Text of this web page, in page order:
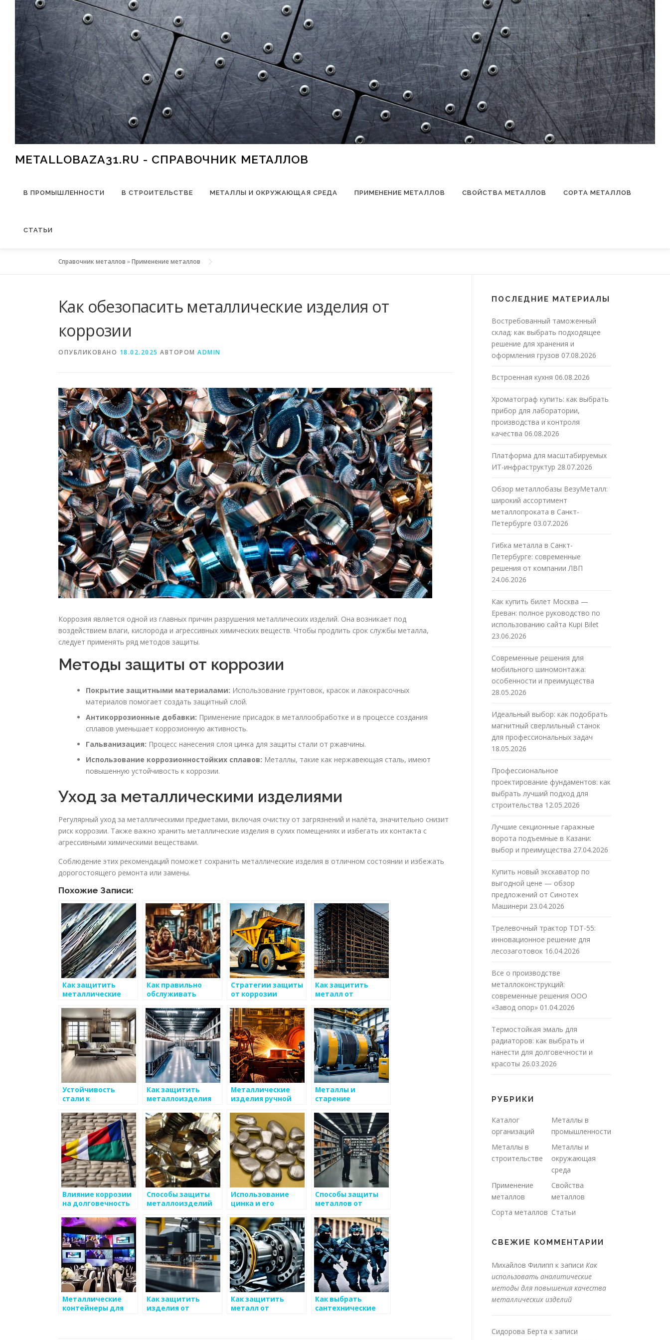
Перейти к содержимому
METALLOBAZA31.RU - СПРАВОЧНИК МЕТАЛЛОВ
В ПРОМЫШЛЕННОСТИ В СТРОИТЕЛЬСТВЕ МЕТАЛЛЫ И ОКРУЖАЮЩАЯ СРЕДА ПРИМЕНЕНИЕ МЕТАЛЛОВ СВОЙСТВА МЕТАЛЛОВ СОРТА МЕТАЛЛОВ
СТАТЬИ
Справочник металлов »Применение металлов
Как обезопасить металлические изделия от
коррозии
ОПУБЛИКОВАНО 18.02.2025 АВТОРОМ ADMIN
Коррозия является одной из главных причин разрушения металлических изделий. Она возникает под
воздействием влаги, кислорода и агрессивных химических веществ. Чтобы продлить срок службы металла,
следует применять ряд методов защиты.
Методы защиты от коррозии
Покрытие защитными материалами: Использование грунтовок, красок и лакокрасочных
материалов помогает создать защитный слой.
Антикоррозионные добавки: Применение присадок в металлообработке и в процессе создания
сплавов уменьшает коррозионную активность.
Гальванизация: Процесс нанесения слоя цинка для защиты стали от ржавчины.
Использование коррозионностойких сплавов: Металлы, такие как нержавеющая сталь, имеют
повышенную устойчивость к коррозии.
Уход за металлическими изделиями
Регулярный уход за металлическими предметами, включая очистку от загрязнений и налёта, значительно снизит
риск коррозии. Также важно хранить металлические изделия в сухих помещениях и избегать их контакта с
агрессивными химическими веществами.
Соблюдение этих рекомендаций поможет сохранить металлические изделия в отличном состоянии и избежать
дорогостоящего ремонта или замены.
Похожие Записи:
Как защитить
металлические
ржавчины
Как правильно
обслуживать
изделия
Стратегии защиты
от коррозии
Как защитить
металл от
Устойчивость
стали к
коррозии
Как защитить
металлоизделия
Металлические
изделия ручной
ремесло
Металлы и
старение
Влияние коррозии
на долговечность
конструкций
Способы защиты
металлоизделий
Использование
цинка и его
защиты металлов
от коррозии
Способы защиты
металлов от
Металлические
контейнеры для
Как защитить
изделия от
Как защитить
металл от
Как выбрать
сантехнические
ПОСЛЕДНИЕ МАТЕРИАЛЫ
Востребованный таможенный
склад: как выбрать подходящее
решение для хранения и
оформления грузов 07.08.2026
Встроенная кухня 06.08.2026
Хроматограф купить: как выбрать
прибор для лаборатории,
производства и контроля
качества 06.08.2026
Платформа для масштабируемых
ИТ-инфраструктур 28.07.2026
Обзор металлобазы ВезуМеталл:
широкий ассортимент
металлопроката в Санкт-
Петербурге 03.07.2026
Гибка металла в Санкт-
Петербурге: современные
решения от компании ЛВП
24.06.2026
Как купить билет Москва —
Ереван: полное руководство по
использованию сайта Kupi Bilet
23.06.2026
Современные решения для
мобильного шиномонтажа:
особенности и преимущества
28.05.2026
Идеальный выбор: как подобрать
магнитный сверлильный станок
для профессиональных задач
18.05.2026
Профессиональное
проектирование фундаментов: как
выбрать лучший подход для
строительства 12.05.2026
Лучшие секционные гаражные
ворота подъемные в Казани:
выбор и преимущества 27.04.2026
Купить новый экскаватор по
выгодной цене — обзор
предложений от Синотех
Машинери 23.04.2026
Трелевочный трактор TDT-55:
инновационное решение для
лесозаготовок 16.04.2026
Все о производстве
металлоконструкций:
современные решения ООО
«Завод опор» 01.04.2026
Термостойкая эмаль для
радиаторов: как выбрать и
нанести для долговечности и
красоты 26.03.2026
РУБРИКИ
Каталог
организаций
Металлы в
промышленности
Металлы в
строительстве
Металлы и
окружающая
среда
Применение
металлов
Свойства
металлов
Сорта металлов Статьи
СВЕЖИЕ КОММЕНТАРИИ
Михайлов Филипп к записи Как
использовать аналитические
методы для повышения качества
металлических изделий
Сидорова Берта к записи